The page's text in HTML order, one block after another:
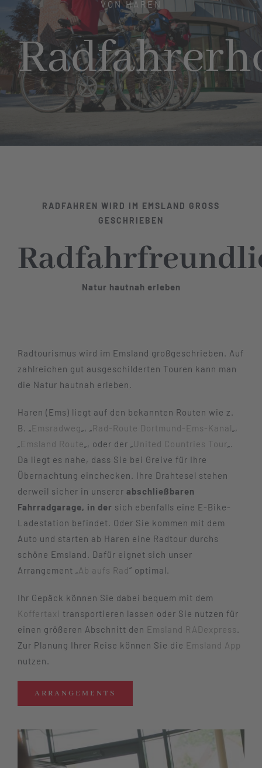
Hotel
Restaurant
Tagen
VON HAREN
RADFAHREN WIRD IM EMSLAND GROSS
GESCHRIEBEN
Natur hautnah erleben
Radtourismus wird im Emsland großgeschrieben. Auf
zahlreichen gut ausgeschilderten Touren kann man
die Natur hautnah erleben.
Haren (Ems) liegt auf den bekannten Routen wie z.
B. „
Emsradweg „, „ Rad-Route Dortmund-Ems-Kanal „,
Emsland Route „, oder der „ United Countries Tour
Da liegt es nahe, dass Sie bei Greive für Ihre
Übernachtung einchecken. Ihre Drahtesel stehen
derweil sicher in unserer abschließbaren
Fahrradgarage, in der sich ebenfalls eine E-Bike-
Ladestation befindet. Oder Sie kommen mit dem
Auto und starten ab Haren eine Radtour durchs
schöne Emsland. Dafür eignet sich unser
Arrangement „
Ab aufs Rad“ optimal.
Ihr Gepäck können Sie dabei bequem mit dem
Koffertaxi
transportieren lassen oder Sie nutzen für
einen größeren Abschnitt den Emsland RADexpress
Zur Planung Ihrer Reise können Sie die Emsland App
nutzen.
ARRANGEMENTS